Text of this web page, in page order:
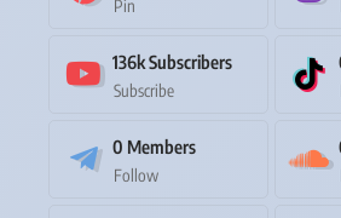
Pin
136kSubscribers
Subscribe
0 Members
Follow